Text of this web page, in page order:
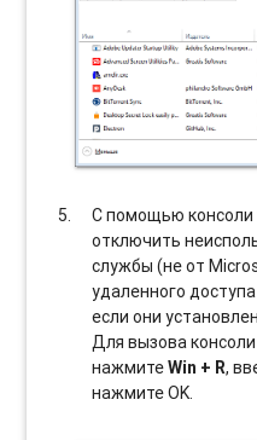
С помощью консоли
отключить
службы (не от
удаленного
если они
Для вызова
нажмитеWin + R,
нажмите OK.